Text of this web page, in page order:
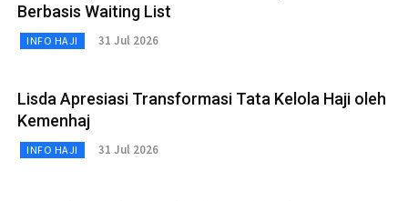
Berbasis Waiting List
INFO HAJI 31 Jul 2026
Lisda Apresiasi Transformasi Tata Kelola Haji oleh
Kemenhaj
INFO HAJI 31 Jul 2026